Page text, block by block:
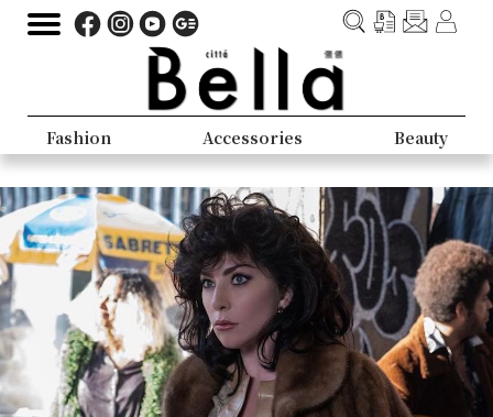
Fashion Accessories Beauty